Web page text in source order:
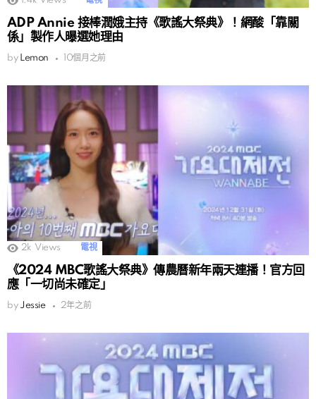
ADP Annie 接棒潤娥主持《歌謠大祭典》！網酸「靠關
係」製作人曝選她理由
by Lemon 10個月之前
2k Views 電視
《2024 MBC歌謠大祭典》傳農曆新年兩天連播！官方回
應「一切尚未確定」
by Jessie 2年之前